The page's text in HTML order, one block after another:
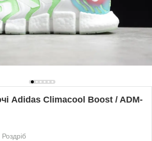
Adidas Climacool Boost / ADM-
Роздріб